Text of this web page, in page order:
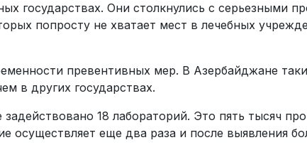
государствах. Они столкнулись с серьезными
попросту не хватает мест в лечебных
превентивных мер. В Азербайджане
в других государствах.
18 лабораторий. Это пять тысяч
осуществляет еще два раза и после выявления